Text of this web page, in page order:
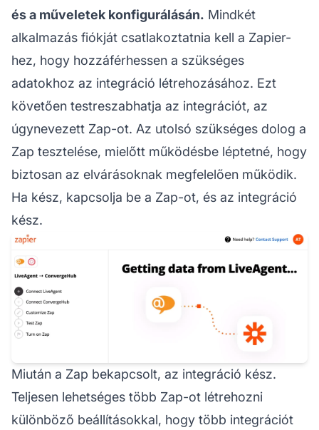
és a műveletek konfigurálásán. Mindkét
alkalmazás fiókját csatlakoztatnia kell a Zapier-
hez, hogy hozzáférhessen a szükséges
adatokhoz az integráció létrehozásához. Ezt
követően testreszabhatja az integrációt, az
úgynevezett Zap-ot. Az utolsó szükséges dolog a
Zap tesztelése, mielőtt működésbe léptetné, hogy
biztosan az elvárásoknak megfelelően működik.
Ha kész, kapcsolja be a Zap-ot, és az integráció
kész.
Miután a Zap bekapcsolt, az integráció kész.
Teljesen lehetséges több Zap-ot létrehozni
különböző beállításokkal, hogy több integrációt